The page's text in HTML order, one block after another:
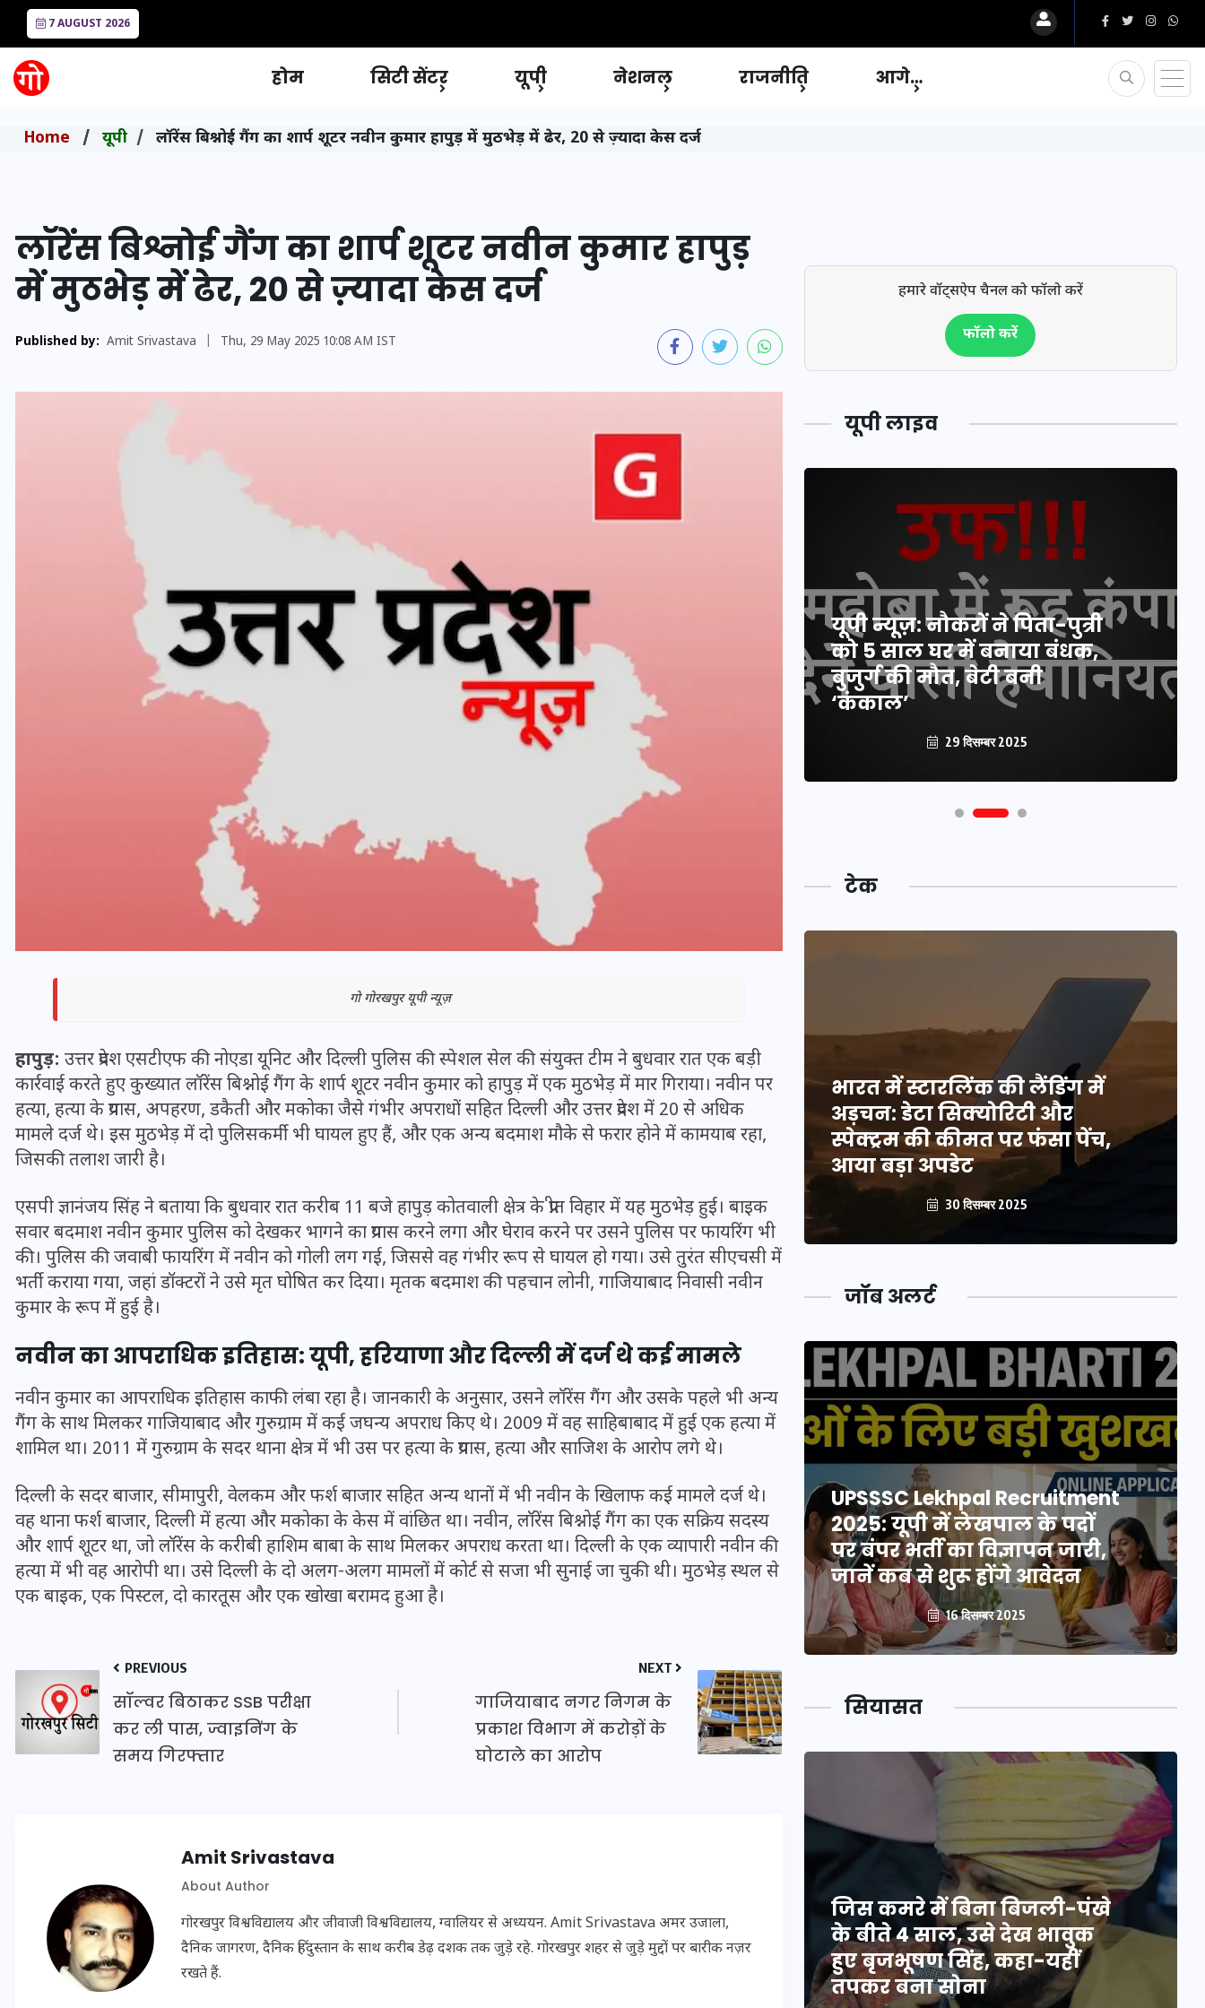
7 AUGUST 2026
होम सिटी सेंटर यूपी नेशनल राजनीति आगे…
Home यूपी लॉरेंस बिश्नोई गैंग का शार्प शूटर नवीन कुमार हापुड़ में मुठभेड़ में ढेर, 20 से ज़्यादा केस दर्ज
लॉरेंस बिश्नोई गैंग का शार्प शूटर नवीन कुमार हापुड़
में मुठभेड़ में ढेर, 20 से ज़्यादा केस दर्ज
Published by: Amit Srivastava Thu, 29 May 2025 10:08 AM IST
गो गोरखपुर यूपी न्यूज़
हापुड़: उत्तर प्रदेश एसटीएफ की नोएडा यूनिट और दिल्ली पुलिस की स्पेशल सेल की संयुक्त टीम ने बुधवार रात एक बड़ी
कार्रवाई करते हुए कुख्यात लॉरेंस बिश्नोई गैंग के शार्प शूटर नवीन कुमार को हापुड़ में एक मुठभेड़ में मार गिराया। नवीन पर
हत्या, हत्या के प्रयास, अपहरण, डकैती और मकोका जैसे गंभीर अपराधों सहित दिल्ली और उत्तर प्रदेश में 20 से अधिक
मामले दर्ज थे। इस मुठभेड़ में दो पुलिसकर्मी भी घायल हुए हैं, और एक अन्य बदमाश मौके से फरार होने में कामयाब रहा,
जिसकी तलाश जारी है।
एसपी ज्ञानंजय सिंह ने बताया कि बुधवार रात करीब 11 बजे हापुड़ कोतवाली क्षेत्र के प्रीत विहार में यह मुठभेड़ हुई। बाइक
सवार बदमाश नवीन कुमार पुलिस को देखकर भागने का प्रयास करने लगा और घेराव करने पर उसने पुलिस पर फायरिंग भी
की। पुलिस की जवाबी फायरिंग में नवीन को गोली लग गई, जिससे वह गंभीर रूप से घायल हो गया। उसे तुरंत सीएचसी में
भर्ती कराया गया, जहां डॉक्टरों ने उसे मृत घोषित कर दिया। मृतक बदमाश की पहचान लोनी, गाजियाबाद निवासी नवीन
कुमार के रूप में हुई है।
नवीन का आपराधिक इतिहास: यूपी, हरियाणा और दिल्ली में दर्ज थे कई मामले
नवीन कुमार का आपराधिक इतिहास काफी लंबा रहा है। जानकारी के अनुसार, उसने लॉरेंस गैंग और उसके पहले भी अन्य
गैंग के साथ मिलकर गाजियाबाद और गुरुग्राम में कई जघन्य अपराध किए थे। 2009 में वह साहिबाबाद में हुई एक हत्या में
शामिल था। 2011 में गुरुग्राम के सदर थाना क्षेत्र में भी उस पर हत्या के प्रयास, हत्या और साजिश के आरोप लगे थे।
दिल्ली के सदर बाजार, सीमापुरी, वेलकम और फर्श बाजार सहित अन्य थानों में भी नवीन के खिलाफ कई मामले दर्ज थे।
वह थाना फर्श बाजार, दिल्ली में हत्या और मकोका के केस में वांछित था। नवीन, लॉरेंस बिश्नोई गैंग का एक सक्रिय सदस्य
और शार्प शूटर था, जो लॉरेंस के करीबी हाशिम बाबा के साथ मिलकर अपराध करता था। दिल्ली के एक व्यापारी नवीन की
हत्या में भी वह आरोपी था। उसे दिल्ली के दो अलग-अलग मामलों में कोर्ट से सजा भी सुनाई जा चुकी थी। मुठभेड़ स्थल से
एक बाइक, एक पिस्टल, दो कारतूस और एक खोखा बरामद हुआ है।
PREVIOUS
सॉल्वर बिठाकर SSB परीक्षा
कर ली पास, ज्वाइनिंग के
समय गिरफ्तार
NEXT
गाजियाबाद नगर निगम के
प्रकाश विभाग में करोड़ों के
घोटाले का आरोप
Amit Srivastava
About Author
गोरखपुर विश्वविद्यालय और जीवाजी विश्वविद्यालय, ग्वालियर से अध्ययन. Amit Srivastava अमर उजाला,
दैनिक जागरण, दैनिक हिंदुस्तान के साथ करीब डेढ़ दशक तक जुड़े रहे. गोरखपुर शहर से जुड़े मुद्दों पर बारीक नज़र
रखते हैं.
हमारे वॉट्सऐप चैनल को फॉलो करें
फॉलो करें
यूपी लाइव
यूपी लेखपाल भर्ती: ओबीसी को
मिली बड़ी राहत, 2158 पदों पर
बंपर वैकेंसी, जनरल कोटे में भारी
कटौती
29 दिसम्बर 2025
वोटर लिस्ट पुनरीक्षण कार्यक्रम में
हुआ बदलाव, देखें नई तारीखों की
पूरी लिस्ट
30 दिसम्बर 2025
यूपी न्यूज़: नौकरों ने पिता-पुत्री
को 5 साल घर में बनाया बंधक,
बुजुर्ग की मौत, बेटी बनी
‘कंकाल’
29 दिसम्बर 2025
टेक
भारत में स्टारलिंक की लैंडिंग में
अड़चन: डेटा सिक्योरिटी और
स्पेक्ट्रम की कीमत पर फंसा पेंच,
आया बड़ा अपडेट
30 दिसम्बर 2025
भारत में स्टारलिंक की लैंडिंग में
अड़चन: डेटा सिक्योरिटी और
स्पेक्ट्रम की कीमत पर फंसा पेंच,
30 दिसम्बर 2025
भारत में स्टारलिंक की लैंडिंग में
अड़चन: डेटा सिक्योरिटी और
स्पेक्ट्रम की कीमत पर फंसा पेंच,
आया बड़ा अपडेट
30 दिसम्बर 2025
जॉब अलर्ट
UPSSSC Lekhpal Recruitment
2025: यूपी में लेखपाल के पदों
पर बंपर भर्ती का विज्ञापन जारी,
जानें कब से शुरू होंगे आवेदन
UPSSSC Lekhpal Recruitment
2025: यूपी में लेखपाल के पदों
पर बंपर भर्ती का विज्ञापन जारी,
जानें कब से शुरू होंगे आवेदन
UPSSSC Lekhpal Recruitment
2025: यूपी में लेखपाल के पदों
पर बंपर भर्ती का विज्ञापन जारी,
जानें कब से शुरू होंगे आवेदन
16 दिसम्बर 2025
सियासत
जिस कमरे में बिना बिजली-पंखे
के बीते 4 साल, उसे देख भावुक
हुए बृजभूषण सिंह, कहा-यहीं
तपकर बना सोना
जिस कमरे में बिना बिजली-पंखे
के बीते 4 साल, उसे देख भावुक
हुए बृजभूषण सिंह, कहा-यहीं
जिस कमरे में बिना बिजली-पंखे
के बीते 4 साल, उसे देख भावुक
हुए बृजभूषण सिंह, कहा-यहीं
तपकर बना सोना